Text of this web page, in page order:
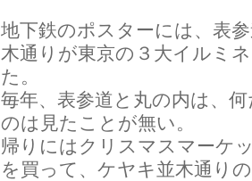
地下鉄のポスターには、表
木通りが東京の３大イルミ
た。
毎年、表参道と丸の内は、
のは見たことが無い。
帰りにはクリスマスマーケ
を買って、ケヤキ並木通り